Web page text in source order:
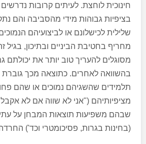
חינוכית לוחצת. לעיתים קרובות
בציפיות גבוהות מידי מהסביבה והם
שלילית לכישלונם או לביצועיהם
מחריף בחטיבת הביניים ובתיכון, בגיל
מסוגלים להעריך טוב יותר את יכולתם
בהשוואה לאחרים. כתוצאה מכך
תלמידים שהשגיהם נמוכים או שהם
שבהם משפיעות תוצאות המבחן על
(בחינות בגרות, פסיכומטרי וכד')